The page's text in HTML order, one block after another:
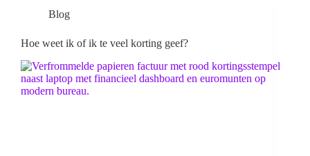
Blog
Hoe weet ik of ik te veel korting geef?